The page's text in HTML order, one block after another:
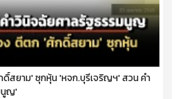
สยาม' ซุกหุ้น 'หจก.บุรีเจริญฯ' สวน คำ
นูญ'